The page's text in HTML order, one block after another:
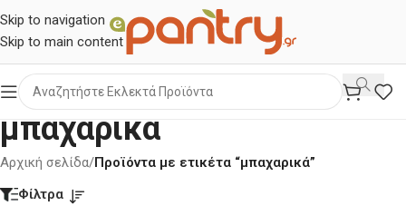
Skip to navigation
Skip to main content
μπαχαρικά
Αρχική σελίδα/Προϊόντα με ετικέτα “μπαχαρικά”
Φίλτρα